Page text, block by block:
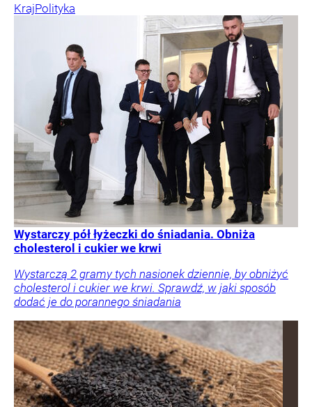
KrajPolityka
Wystarczy pół łyżeczki do śniadania. Obniża
cholesterol i cukier we krwi
Wystarczą 2 gramy tych nasionek dziennie, by obniżyć
cholesterol i cukier we krwi. Sprawdź, w jaki sposób
dodać je do porannego śniadania